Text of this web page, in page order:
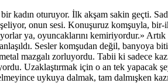
oturuyor. İlk akşam sakin geçti.
onun sesi. Konuşuruz komşuyla,
ya, oyuncaklarını kemiriyordur.» Artık
Sesler komşudan değil, banyoya
mazgalı zorluyordu. Tabii ki sadece
Uzaklaştırmak için o an tek yapacak
uykuya dalmak, tam dalmışken